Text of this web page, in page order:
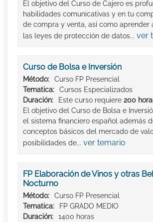
El objetivo del Curso de Cajero es
habilidades comunicativas y en tu
de compra y venta, así como aprender
las leyes de protección de datos... ver
Curso de Bolsa e Inversión
Método:
Curso FP Presencial
Tematica:
Cursos Especializados
Duración:
Este curso requiere 200
El objetivo del Curso de Bolsa e
el sistema financiero español además
conceptos básicos del mercado de
posibilidades de... ver temario
FP Elaboración de Vinos y otras
Nocturno
Método:
Curso FP Presencial
Tematica:
FP GRADO MEDIO
Duración:
1400 horas